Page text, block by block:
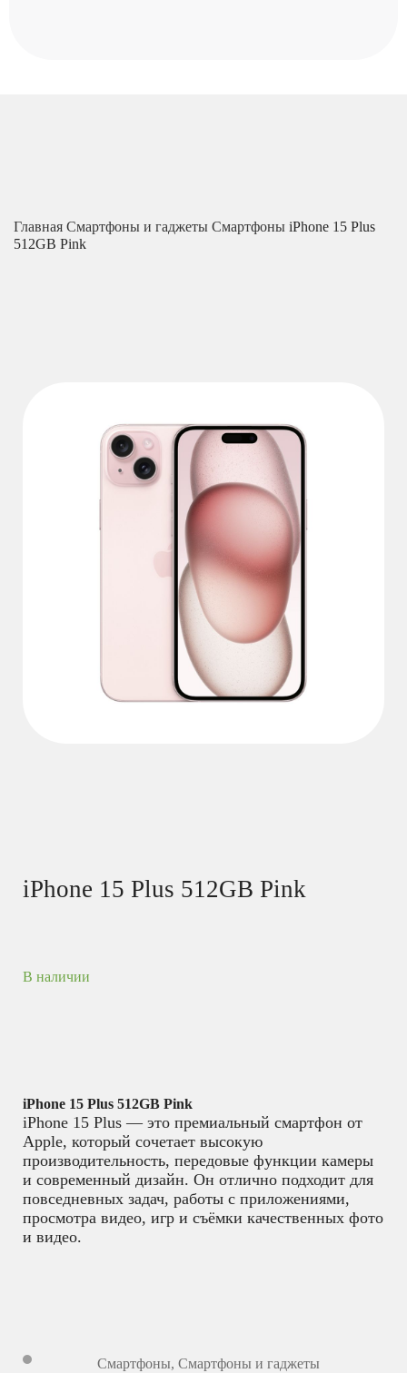
Главная Смартфоны и гаджеты Смартфоны iPhone 15 Plus
512GB Pink
iPhone 15 Plus 512GB Pink
В наличии
iPhone 15 Plus 512GB Pink
iPhone 15 Plus — это премиальный смартфон от
Apple, который сочетает высокую
производительность, передовые функции камеры
и современный дизайн. Он отлично подходит для
повседневных задач, работы с приложениями,
просмотра видео, игр и съёмки качественных фото
и видео.
Смартфоны, Смартфоны и гаджеты